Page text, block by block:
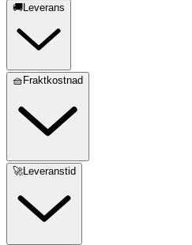
🚚Leverans
🧺Fraktkostnad
🚀Leveranstid